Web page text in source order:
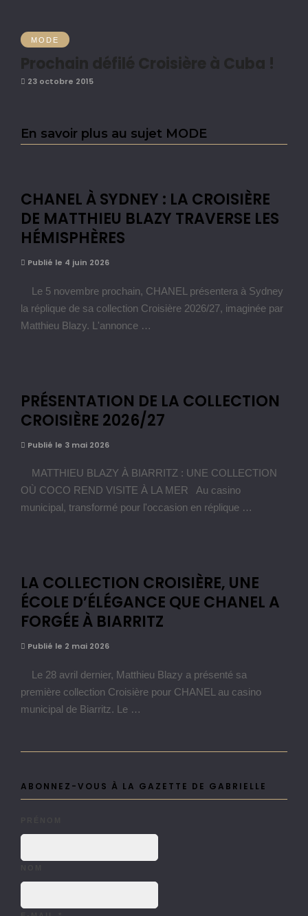
MODE
Prochain défilé Croisière à Cuba !
23 octobre 2015
En savoir plus au sujet MODE
CHANEL À SYDNEY : LA CROISIÈRE
DE MATTHIEU BLAZY TRAVERSE LES
HÉMISPHÈRES
Publié le 4 juin 2026
Le 5 novembre prochain, CHANEL présentera à Sydney
la réplique de sa collection Croisière 2026/27, imaginée par
Matthieu Blazy. L'annonce …
PRÉSENTATION DE LA COLLECTION
CROISIÈRE 2026/27
Publié le 3 mai 2026
MATTHIEU BLAZY À BIARRITZ : UNE COLLECTION
OÙ COCO REND VISITE À LA MER Au casino
municipal, transformé pour l'occasion en réplique …
LA COLLECTION CROISIÈRE, UNE
ÉCOLE D’ÉLÉGANCE QUE CHANEL A
FORGÉE À BIARRITZ
Publié le 2 mai 2026
Le 28 avril dernier, Matthieu Blazy a présenté sa
première collection Croisière pour CHANEL au casino
municipal de Biarritz. Le …
ABONNEZ-VOUS À LA GAZETTE DE GABRIELLE